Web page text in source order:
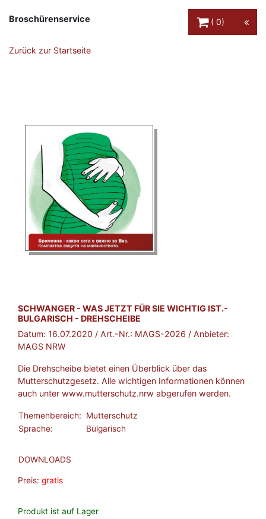
Broschürenservice
0
Zurück zur Startseite
BROSCHÜRE:
SCHWANGER - WAS JETZT FÜR SIE WICHTIG IST.-
BULGARISCH - DREHSCHEIBE
Datum: 16.07.2020 / Art.-Nr.: MAGS-2026 / Anbieter:
MAGS NRW
Die Drehscheibe bietet einen Überblick über das
Mutterschutzgesetz. Alle wichtigen Informationen können
auch unter www.mutterschutz.nrw abgerufen werden.
Themenbereich:
Mutterschutz
Sprache:
Bulgarisch
DOWNLOADS
Preis: gratis
Produkt ist auf Lager